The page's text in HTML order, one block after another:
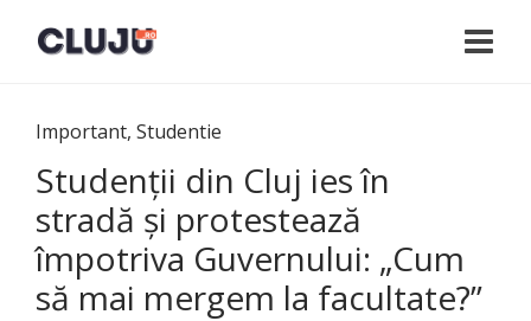
Important, Studentie
Studenţii din Cluj ies în
stradă şi protestează
împotriva Guvernului: „Cum
să mai mergem la facultate?”